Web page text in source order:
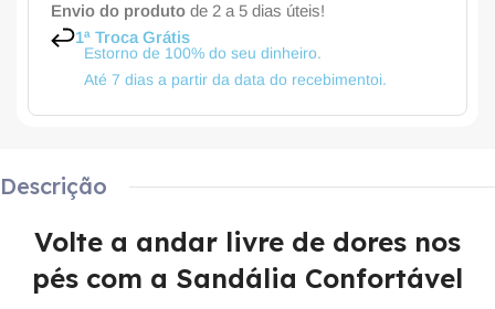
Envio do produto de 2 a 5 dias úteis!
1ª Troca Grátis
Estorno de 100% do seu dinheiro.
Até 7 dias a partir da data do recebimentoi.
Descrição
Volte a andar livre de dores nos
pés com a Sandália Confortável